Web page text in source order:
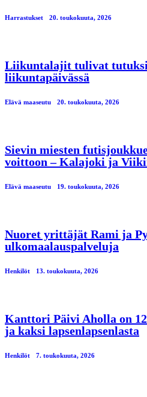
Harrastukset 20. toukokuuta, 2026
Liikuntalajit tulivat
liikuntapäivässä
Elävä maaseutu 20. toukokuuta, 2026
Sievin miesten
voittoon – Kalajoki ja
Elävä maaseutu 19. toukokuuta, 2026
Nuoret yrittäjät Rami ja
ulkomaalauspalveluja
Henkilöt 13. toukokuuta, 2026
Kanttori Päivi Aholla on
ja kaksi lapsenlapsenlasta
Henkilöt 7. toukokuuta, 2026